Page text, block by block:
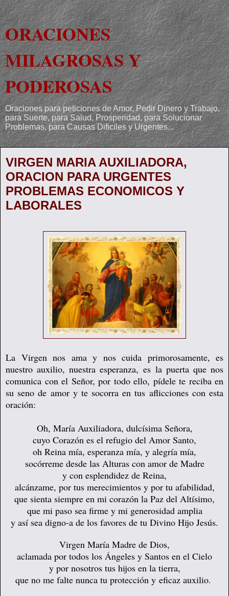
ORACIONES
MILAGROSAS Y
PODEROSAS
Oraciones para peticiones de Amor, Pedir Dinero y Trabajo,
para Suerte, para Salud, Prosperidad, para Solucionar
Problemas, para Causas Dificiles y Urgentes...
VIRGEN MARIA AUXILIADORA,
ORACION PARA URGENTES
PROBLEMAS ECONOMICOS Y
LABORALES
La Virgen nos ama y nos cuida primorosamente, es
nuestro auxilio, nuestra esperanza, es la puerta que nos
comunica con el Señor, por todo ello, pídele te reciba en
su seno de amor y te socorra en tus aflicciones con esta
oración:
Oh, María Auxiliadora, dulcísima Señora,
cuyo Corazón es el refugio del Amor Santo,
oh Reina mía, esperanza mía, y alegría mía,
socórreme desde las Alturas con amor de Madre
y con esplendidez de Reina,
alcánzame, por tus merecimientos y por tu afabilidad,
que sienta siempre en mi corazón la Paz del Altísimo,
que mi paso sea firme y mi generosidad amplia
y así sea digno-a de los favores de tu Divino Hijo Jesús.
Virgen María Madre de Dios,
aclamada por todos los Ángeles y Santos en el Cielo
y por nosotros tus hijos en la tierra,
que no me falte nunca tu protección y eficaz auxilio.